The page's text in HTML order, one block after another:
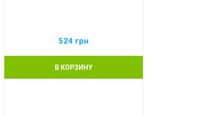
524 грн
В КОРЗИНУ